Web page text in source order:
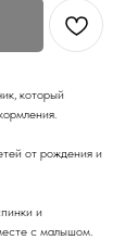
который
от рождения и
и
с малышом.